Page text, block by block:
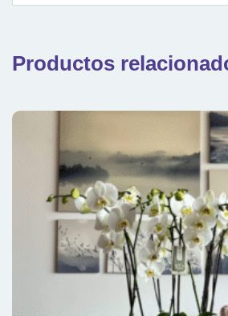
Productos